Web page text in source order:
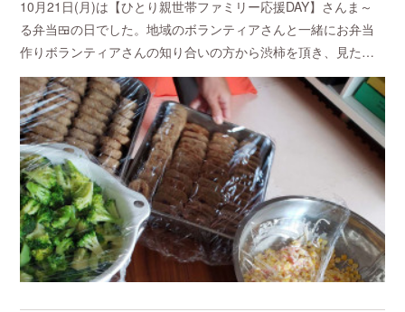
10月21日(月)は【ひとり親世帯ファミリー応援DAY】さんま～
る弁当🍱の日でした。地域のボランティアさんと一緒にお弁当
作りボランティアさんの知り合いの方から渋柿を頂き、見た…